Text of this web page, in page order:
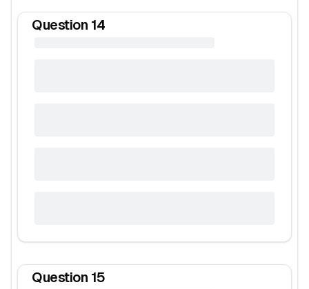
Question 14
Question 15